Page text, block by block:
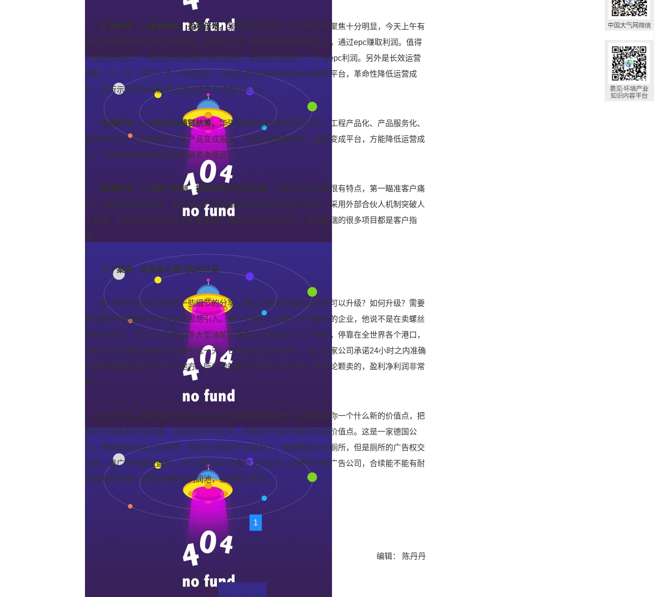
正清环保——重复购买，盈利倍增。我们看正清环保，它的客户群聚焦十分明显，今天上午有
浙江环保厅负责人谈浙江的模式，正清在浙江一直聚焦在有钱的客户上，通过epc赚取利润。值得
一提的有两点，一是免费调研规划 epc利润池，前期规划做好了，才有epc利润。另外是长效运营
机制，从一生一次到一生一世的变化。同时正清环保搭建智慧水务管理平台，革命性降低运营成
本，世行示范项目积累的运营经验是它的隐性资产。
华骐环保——内外部价值链统筹。华骐给我印象很深的是几个化：工程产品化、产品服务化、
服务平台化、平台金融化。从产品变成服务，才能实现重复购买；服务变成平台，方能降低运营成
本；平台金融化使它有能力突破资本瓶颈。
蓝瑞环保——自我可复制，拥有控制力和定价权。
蓝瑞的商业模式很有特点，第一瞄准客户痛
点，发现政府隐性需求；第二成本方面免输送管网革命性降低了成本；采用外部合伙人机制突破人
才瓶颈，轻资产模式突破资本扩张瓶颈；拥有控制力和定价权，使得蓝瑞的很多项目都是客户指
定。
三个案例，现有商业模式如何升级
接下来几家企业还会做一些细节的分享。那么现有商业模式是否还可以升级？如何升级？需要
要有跨界的思维和外行业新的思想引入。举一个例子，这是一个卖螺丝的企业，他说不是在卖螺丝
是在卖时间，为什么？因为很多大型油轮公司每个公司会有十几个油轮，停靠在全世界各个港口，
油轮公司如果因为螺丝的问题拖延一天，它的成本会增加很多，所以这家公司承诺24小时之内准确
无误地把螺丝送到任何一个地方，所以他的螺丝不是论公斤卖的，而是论颗卖的，盈利净利润非常
高。
我也在想，我们是否可以说不卖水处理设备而是卖花园，或者卖给你一个什么新的价值点，把
我们的思维从处理合格、达标模式中走出来，找到客户真正的需求点和价值点。这是一家德国公
司，德国要发标建公共厕所，这家企业说你不用发标了，我免费建公共厕所，但是厕所的广告权交
给我，靠广告经营权盈利。今年战略论坛上桑德文总谈到，桑德环卫是广告公司，合续能不能有耐
斯厕所的思维？怎样挖掘新的利润池，值得我们思考。
1
编辑： 陈丹丹